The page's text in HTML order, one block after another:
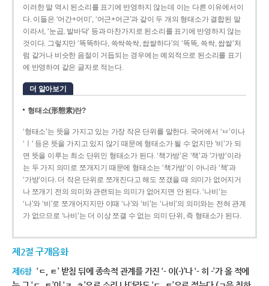
이러한 말 역시 된소리를 표기에 반영하지 않는데 이는 다른 이유에서이
다. 이들은 ‘어간+어미’, ‘어근+어근’과 같이 두 개의 형태소가 결합된 말
이라서, ‘눈곱, 발바닥’ 등과 마찬가지로 된소리를 표기에 반영하지 않는
것이다. 그렇지만 ‘똑똑하다, 쓱싹쓱싹, 쌉쌀하다’의 ‘똑똑, 쓱싹, 쌉쌀’처
럼 같거나 비슷한 음절이 거듭되는 경우에는 예외적으로 된소리를 표기
에 반영하여 같은 글자로 적는다.
더 알아보기
형태소(形態素)란?
‘형태소’는 뜻을 가지고 있는 가장 작은 단위를 말한다. 국어에서 ‘ㅂ’이나
‘ㅣ’ 등은 뜻을 가지고 있지 않기 때문에 형태소가 될 수 없지만 ‘비’가 되
면 뜻을 이루는 최소 단위인 형태소가 된다. ‘책가방’은 ‘책’과 ‘가방’이라
는 두 가지 의미로 쪼개지기 때문에 형태소는 ‘책가방’이 아니라 ‘책’과
‘가방’이다. 더 작은 단위로 쪼개진다고 해도 쪼갰을 때 의미가 없어지거
나 쪼개기 전의 의미와 관련되는 의미가 없어지면 안 된다. ‘나비’는
‘나’와 ‘비’로 쪼개어지지만 이때 ‘나’와 ‘비’는 ‘나비’의 의미와는 전혀 관계
가 없으므로 ‘나비’는 더 이상 쪼갤 수 없는 의미 단위, 즉 형태소가 된다.
제2절 구개음화
제6항 ‘ㄷ, ㅌ’ 받침 뒤에 종속적 관계를 가진 ‘- 이(-)’나 ‘- 히 -’가 올 적에